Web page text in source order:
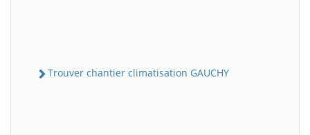
Trouver chantier climatisation GAUCHY